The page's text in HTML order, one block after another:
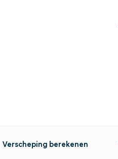
Verscheping berekenen